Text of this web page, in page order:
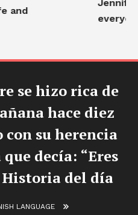
and
se hizo rica de
hace diez
con su herencia
decía: “Eres
del día
LANGUAGE